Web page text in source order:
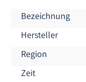
Bezeichnung
Hersteller
Region
Zeit